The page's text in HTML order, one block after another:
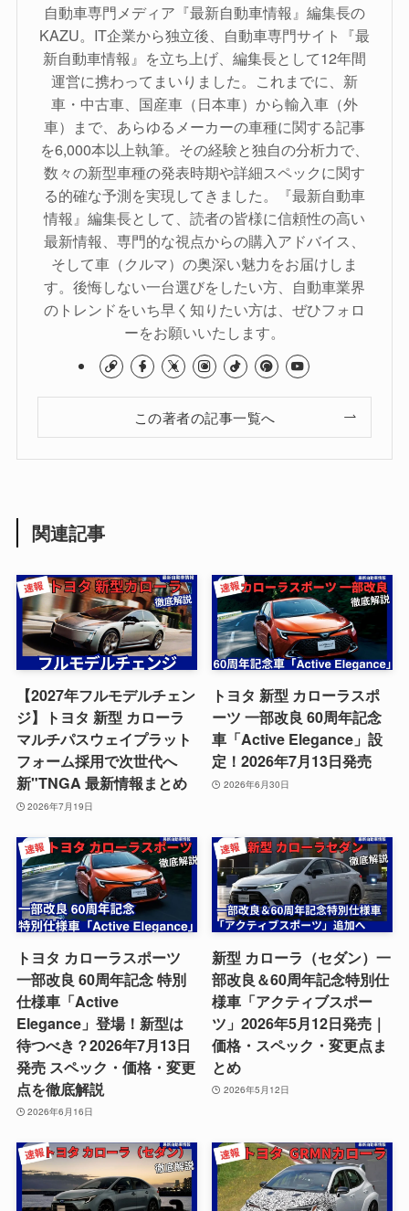
自動車専門メディア『最新自動車情報』編集長の
KAZU。IT企業から独立後、自動車専門サイト『最
新自動車情報』を立ち上げ、編集長として12年間
運営に携わってまいりました。これまでに、新
車・中古車、国産車（日本車）から輸入車（外
車）まで、あらゆるメーカーの車種に関する記事
を6,000本以上執筆。その経験と独自の分析力で、
数々の新型車種の発表時期や詳細スペックに関す
る的確な予測を実現してきました。『最新自動車
情報』編集長として、読者の皆様に信頼性の高い
最新情報、専門的な視点からの購入アドバイス、
そして車（クルマ）の奥深い魅力をお届けしま
す。後悔しない一台選びをしたい方、自動車業界
のトレンドをいち早く知りたい方は、ぜひフォロ
ーをお願いいたします。
この著者の記事一覧へ
関連記事
【2027年フルモデルチェン
ジ】トヨタ 新型 カローラ
マルチパスウェイプラット
フォーム採用で次世代へ
新"TNGA 最新情報まとめ
2026年7月19日
トヨタ 新型 カローラスポ
ーツ 一部改良 60周年記念
車「Active Elegance」設
定！2026年7月13日発売
2026年6月30日
トヨタ カローラスポーツ
一部改良 60周年記念 特別
仕様車「Active
Elegance」登場！新型は
待つべき？2026年7月13日
発売 スペック・価格・変更
点を徹底解説
2026年6月16日
新型 カローラ（セダン）一
部改良＆60周年記念特別仕
様車「アクティブスポー
ツ」2026年5月12日発売｜
価格・スペック・変更点ま
とめ
2026年5月12日